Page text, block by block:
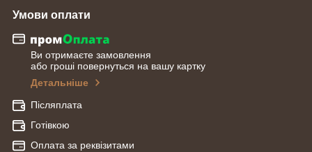
Умови оплати
Ви отримаєте замовлення
або гроші повернуться на вашу картку
Детальніше
Післяплата
Готівкою
Оплата за реквізитами